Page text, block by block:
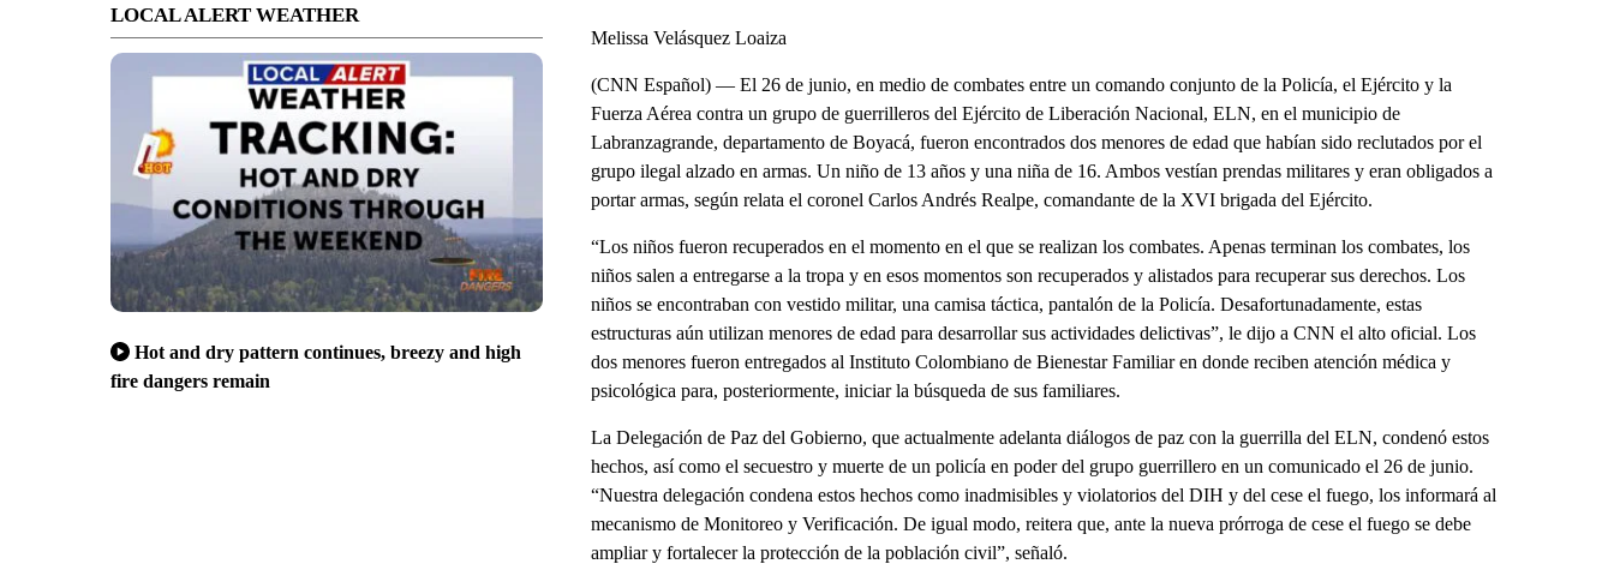
LOCAL ALERT WEATHER
Hot and dry pattern continues, breezy and high
fire dangers remain
Melissa Velásquez Loaiza
(CNN Español) — El 26 de junio, en medio de combates entre un comando conjunto de la Policía, el Ejército y la
Fuerza Aérea contra un grupo de guerrilleros del Ejército de Liberación Nacional, ELN, en el municipio de
Labranzagrande, departamento de Boyacá, fueron encontrados dos menores de edad que habían sido reclutados por el
grupo ilegal alzado en armas. Un niño de 13 años y una niña de 16. Ambos vestían prendas militares y eran obligados a
portar armas, según relata el coronel Carlos Andrés Realpe, comandante de la XVI brigada del Ejército.
“Los niños fueron recuperados en el momento en el que se realizan los combates. Apenas terminan los combates, los
niños salen a entregarse a la tropa y en esos momentos son recuperados y alistados para recuperar sus derechos. Los
niños se encontraban con vestido militar, una camisa táctica, pantalón de la Policía. Desafortunadamente, estas
estructuras aún utilizan menores de edad para desarrollar sus actividades delictivas”, le dijo a CNN el alto oficial. Los
dos menores fueron entregados al Instituto Colombiano de Bienestar Familiar en donde reciben atención médica y
psicológica para, posteriormente, iniciar la búsqueda de sus familiares.
La Delegación de Paz del Gobierno, que actualmente adelanta diálogos de paz con la guerrilla del ELN, condenó estos
hechos, así como el secuestro y muerte de un policía en poder del grupo guerrillero en un comunicado el 26 de junio.
“Nuestra delegación condena estos hechos como inadmisibles y violatorios del DIH y del cese el fuego, los informará al
mecanismo de Monitoreo y Verificación. De igual modo, reitera que, ante la nueva prórroga de cese el fuego se debe
ampliar y fortalecer la protección de la población civil”, señaló.